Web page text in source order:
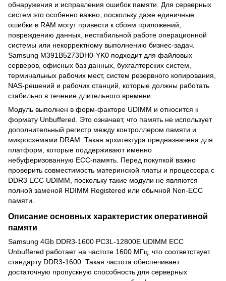
обнаружения и исправления ошибок памяти. Для серверных
систем это особенно важно, поскольку даже единичные
ошибки в RAM могут привести к сбоям приложений,
повреждению данных, нестабильной работе операционной
системы или некорректному выполнению бизнес-задач.
Samsung M391B5273DH0-YK0 подходит для файловых
серверов, офисных баз данных, бухгалтерских систем,
терминальных рабочих мест, систем резервного копирования,
NAS-решений и рабочих станций, которые должны работать
стабильно в течение длительного времени.
Модуль выполнен в форм-факторе UDIMM и относится к
формату Unbuffered. Это означает, что память не использует
дополнительный регистр между контроллером памяти и
микросхемами DRAM. Такая архитектура предназначена для
платформ, которые поддерживают именно
небуферизованную ECC-память. Перед покупкой важно
проверить совместимость материнской платы и процессора с
DDR3 ECC UDIMM, поскольку такие модули не являются
полной заменой RDIMM Registered или обычной Non-ECC
памяти.
Описание основных характеристик оперативной
памяти
Samsung 4Gb DDR3-1600 PC3L-12800E UDIMM ECC
Unbuffered работает на частоте 1600 МГц, что соответствует
стандарту DDR3-1600. Такая частота обеспечивает
достаточную пропускную способность для серверных